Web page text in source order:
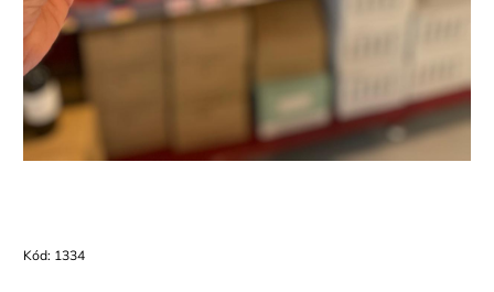
Kód: 1334